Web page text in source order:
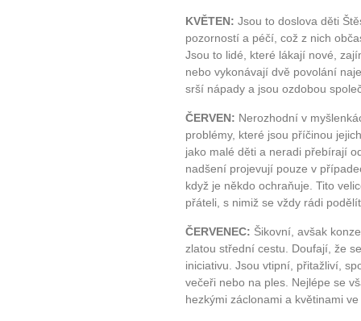
10 tipů
...
Máte pocit, že jste unaveni
KVĚTEN: Jsou to doslova děti
pozorností a péčí, což z nich
Jsou to lidé, které lákají nové,
nebo vykonávají dvě povolání
srší nápady a jsou ozdobou
ČERVEN: Nerozhodní v
problémy, které jsou příčinou
jako malé děti a neradi přebírají
nadšení projevují pouze v
když je někdo ochraňuje. Tito
přáteli, s nimiž se vždy rádi
ČERVENEC: Šikovní, avšak
zlatou střední cestu. Doufají, že
iniciativu. Jsou vtipní, přitažliví,
večeři nebo na ples. Nejlépe se
hezkými záclonami a květinami